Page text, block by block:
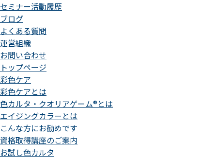
セミナー活動履歴
ブログ
よくある質問
運営組織
お問い合わせ
トップページ
彩色ケア
彩色ケアとは
色カルタ・クオリアゲーム®とは
エイジングカラーとは
こんな方にお勧めです
資格取得講座のご案内
お試し色カルタ